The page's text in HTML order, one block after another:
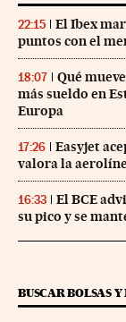
22:15
El Ibex
puntos con el
18:07
Qué
más sueldo en
Europa
17:26
Easyjet
valora la
16:33
El BCE
su pico y se
BUSCAR BOLSAS